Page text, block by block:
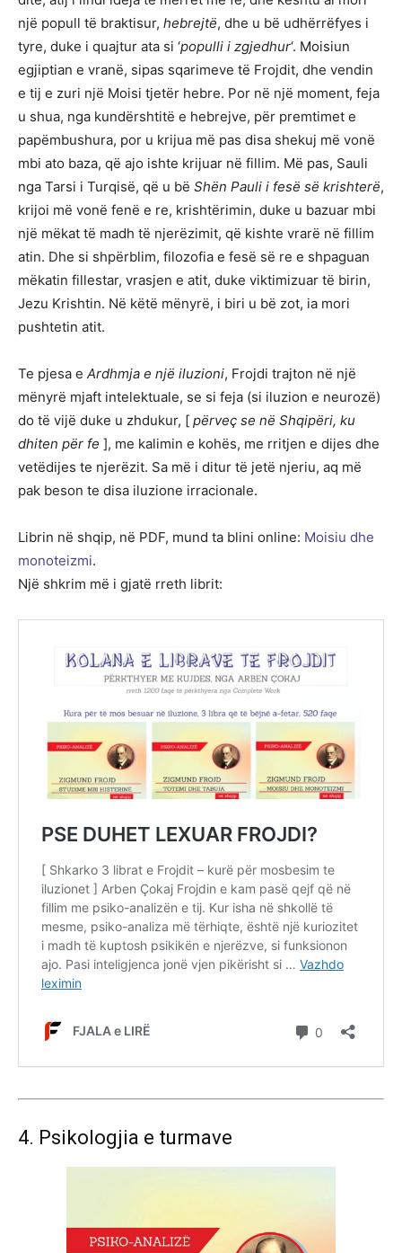
një popull të braktisur, hebrejtë, dhe u bë udhërrëfyes i
tyre, duke i quajtur ata si ‘populli i zgjedhur‘. Moisiun
egjiptian e vranë, sipas sqarimeve të Frojdit, dhe vendin
e tij e zuri një Moisi tjetër hebre. Por në një moment, feja
u shua, nga kundërshtitë e hebrejve, për premtimet e
papëmbushura, por u krijua më pas disa shekuj më vonë
mbi ato baza, që ajo ishte krijuar në fillim. Më pas, Sauli
nga Tarsi i Turqisë, që u bë Shën Pauli i fesë së krishterë,
krijoi më vonë fenë e re, krishtërimin, duke u bazuar mbi
një mëkat të madh të njerëzimit, që kishte vrarë në fillim
atin. Dhe si shpërblim, filozofia e fesë së re e shpaguan
mëkatin fillestar, vrasjen e atit, duke viktimizuar të birin,
Jezu Krishtin. Në këtë mënyrë, i biri u bë zot, ia mori
pushtetin atit.
Te pjesa e Ardhmja e një iluzioni, Frojdi trajton në një
mënyrë mjaft intelektuale, se si feja (si iluzion e neurozë)
do të vijë duke u zhdukur, [ përveç se në Shqipëri, ku
dhiten për fe ], me kalimin e kohës, me rritjen e dijes dhe
vetëdijes te njerëzit. Sa më i ditur të jetë njeriu, aq më
pak beson te disa iluzione irracionale.
Librin në shqip, në PDF, mund ta blini online: Moisiu dhe
monoteizmi.
Një shkrim më i gjatë rreth librit:
4. Psikologjia e turmave